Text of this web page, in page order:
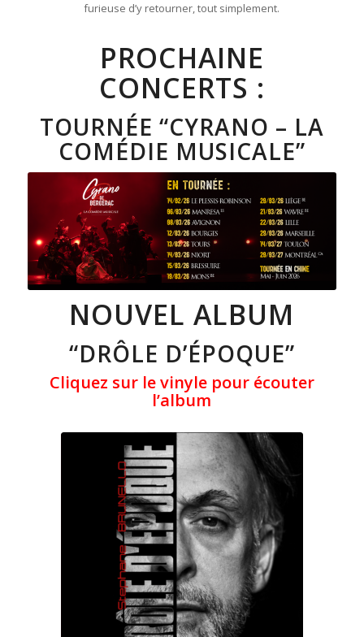
furieuse d’y retourner, tout simplement.
PROCHAINE
CONCERTS :
TOURNÉE “CYRANO – LA
COMÉDIE MUSICALE”
NOUVEL ALBUM
“DRÔLE D’ÉPOQUE”
Cliquez sur le vinyle pour écouter
l’album